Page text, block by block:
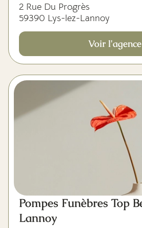
2 Rue Du Progrès
59390 Lys-lez-Lannoy
Voir l'agence
Pompes Funèbres Top
Lannoy